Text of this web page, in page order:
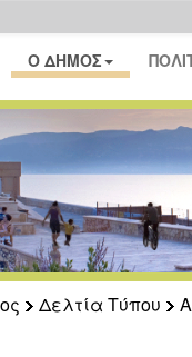
Ο ΔΗΜΟΣ
Δελτία Τύπου